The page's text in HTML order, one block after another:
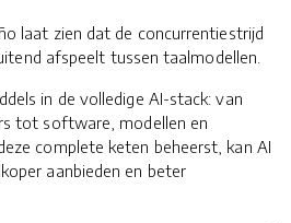
laat zien dat de concurrentiestrijd
afspeelt tussen taalmodellen.
in de volledige AI-stack: van
tot software, modellen en
complete keten beheerst, kan AI
aanbieden en beter